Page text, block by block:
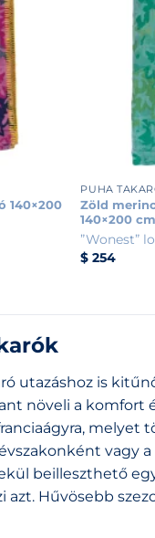
140×200
PUHA
Zöld
140×200 cm
”Wonest”
$ 254
utazáshoz is
növeli a
melyet
vagy
beilleszthető
azt. Hűvösebb